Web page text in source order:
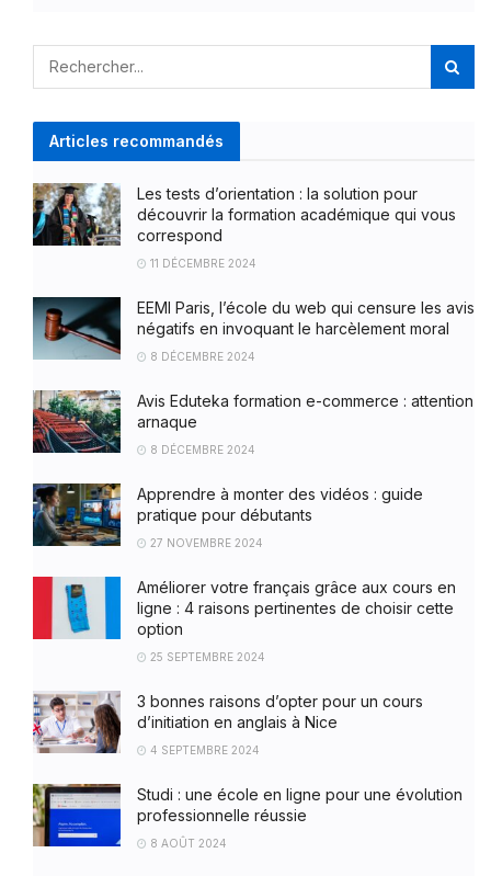
Articles recommandés
Les tests d’orientation : la solution pour
découvrir la formation académique qui vous
correspond
11 DÉCEMBRE 2024
EEMI Paris, l’école du web qui censure les avis
négatifs en invoquant le harcèlement moral
8 DÉCEMBRE 2024
Avis Eduteka formation e-commerce : attention
arnaque
8 DÉCEMBRE 2024
Apprendre à monter des vidéos : guide
pratique pour débutants
27 NOVEMBRE 2024
Améliorer votre français grâce aux cours en
ligne : 4 raisons pertinentes de choisir cette
option
25 SEPTEMBRE 2024
3 bonnes raisons d’opter pour un cours
d’initiation en anglais à Nice
4 SEPTEMBRE 2024
Studi : une école en ligne pour une évolution
professionnelle réussie
8 AOÛT 2024